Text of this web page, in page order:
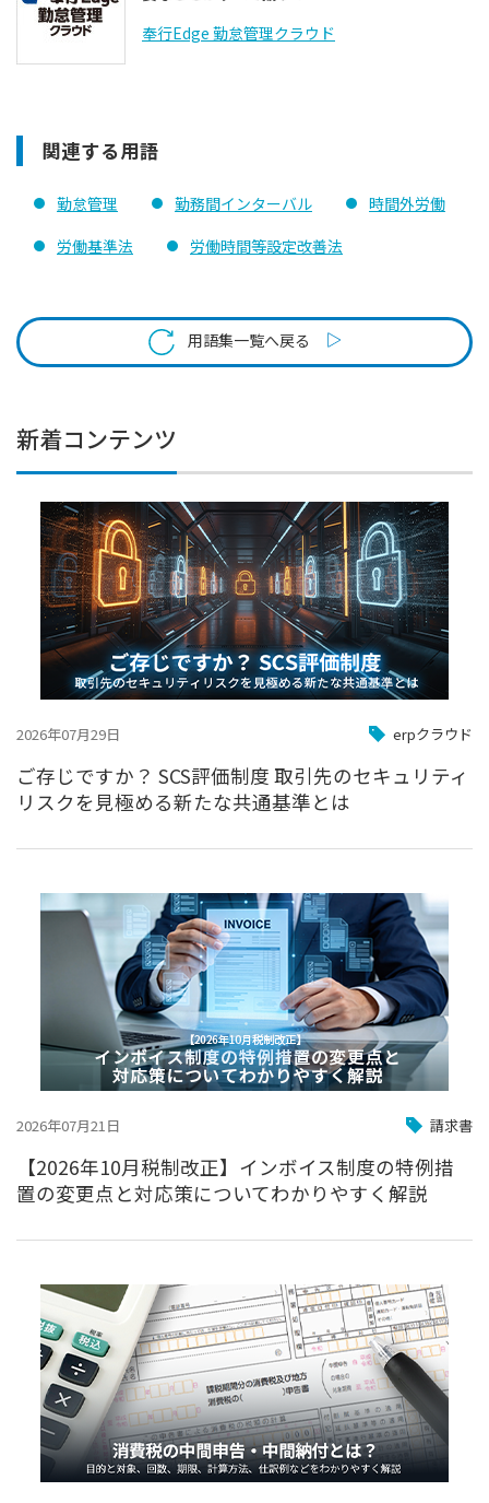
奉行Edge 勤怠管理クラウド
関連する用語
勤怠管理 勤務間インターバル
時間外労働
労働基準法
労働時間等設定改善法
用語集一覧へ戻る
新着コンテンツ
2026年07月29日 erpクラウド
ご存じですか？ SCS評価制度 取引先のセキュリティ
リスクを見極める新たな共通基準とは
2026年07月21日 請求書
【2026年10月税制改正】インボイス制度の特例措
置の変更点と対応策についてわかりやすく解説